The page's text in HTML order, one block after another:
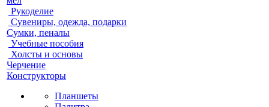
Рукоделие
Сувениры, одежда, подарки
Сумки, пеналы
Учебные пособия
Холсты и основы
Черчение
Конструкторы
Планшеты